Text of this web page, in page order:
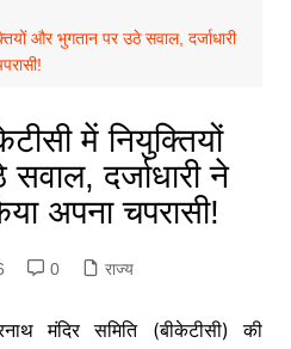
और भुगतान पर उठे सवाल, दर्जाधारी
में नियुक्तियों
दर्जाधारी ने
अपना चपरासी!
0 राज्य
मंदिर समिति (बीकेटीसी) की